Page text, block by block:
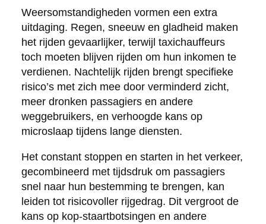
Weersomstandigheden vormen een extra
uitdaging. Regen, sneeuw en gladheid maken
het rijden gevaarlijker, terwijl taxichauffeurs
toch moeten blijven rijden om hun inkomen te
verdienen. Nachtelijk rijden brengt specifieke
risico’s met zich mee door verminderd zicht,
meer dronken passagiers en andere
weggebruikers, en verhoogde kans op
microslaap tijdens lange diensten.
Het constant stoppen en starten in het verkeer,
gecombineerd met tijdsdruk om passagiers
snel naar hun bestemming te brengen, kan
leiden tot risicovoller rijgedrag. Dit vergroot de
kans op kop-staartbotsingen en andere